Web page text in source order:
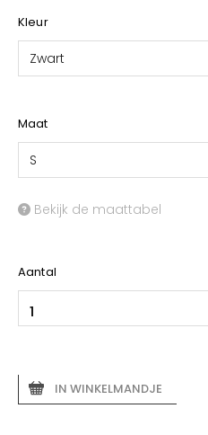
Kleur
Zwart
Maat
S
Bekijk de maattabel
Aantal
IN WINKELMANDJE